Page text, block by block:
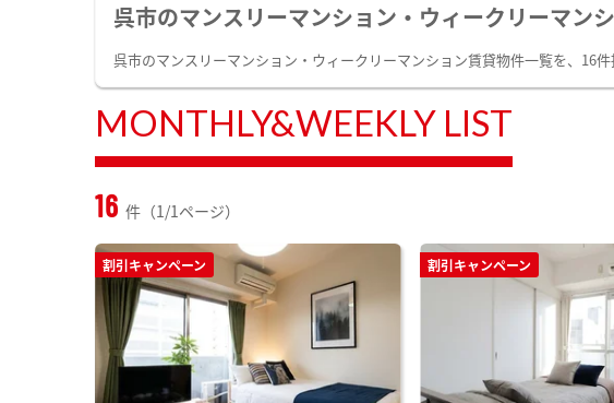
呉市のマンスリーマンション・ウィークリーマン
呉市のマンスリーマンション・ウィークリーマンション賃貸物件一覧を、16
MONTHLY&WEEKLY LIST
16 件（1/1ページ）
割引キャンペーン 割引キャンペーン